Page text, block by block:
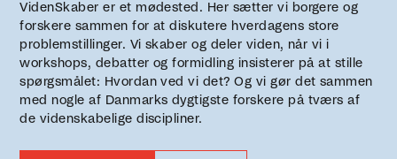
VidenSkaber er et mødested. Her sætter vi borgere og
forskere sammen for at diskutere hverdagens store
problemstillinger. Vi skaber og deler viden, når vi i
workshops, debatter og formidling insisterer på at stille
spørgsmålet: Hvordan ved vi det? Og vi gør det sammen
med nogle af Danmarks dygtigste forskere på tværs af
de videnskabelige discipliner.